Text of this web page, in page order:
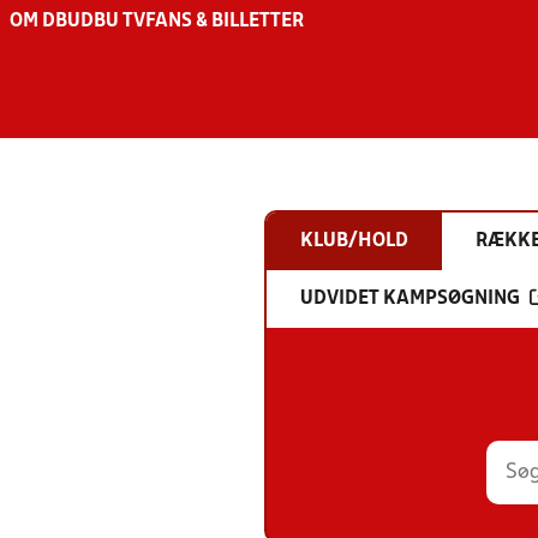
OM DBU DBU TV FANS & BILLETTER
KLUB/HOLD
UDVIDET KAMPSØGNING